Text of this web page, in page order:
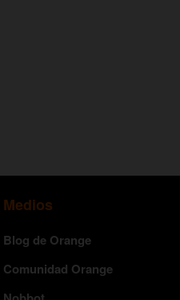
Medios
Blog de Orange
Comunidad Orange